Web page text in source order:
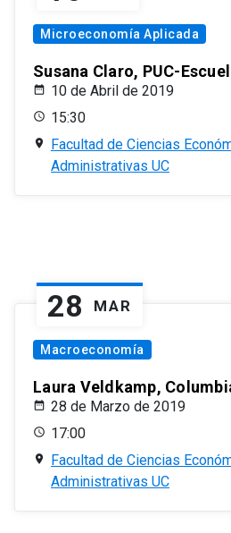
Microeconomía Aplicada
Susana Claro, PUC-
10 de Abril de 2019
15:30
Facultad de Ciencias
Administrativas UC
28 MAR
Macroeconomía
Laura Veldkamp,
28 de Marzo de 2019
17:00
Facultad de Ciencias
Administrativas UC